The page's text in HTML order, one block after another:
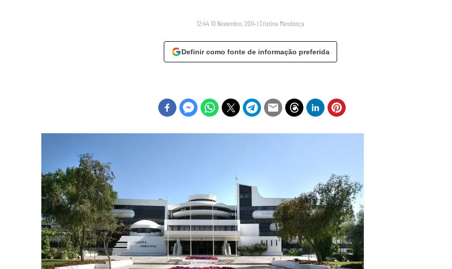
12:44 10 Novembro, 2014| Cristina Mendonça
Definir como fonte de informação preferida